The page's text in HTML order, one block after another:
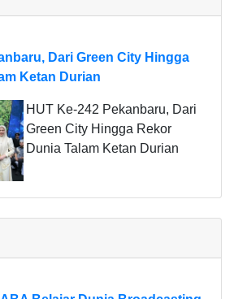
Dari Green City Hingga
Ketan Durian
HUT Ke-242 Pekanbaru, Dari
Green City Hingga Rekor
Dunia Talam Ketan Durian